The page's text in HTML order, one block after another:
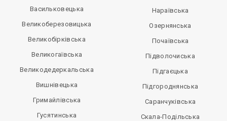
Васильковецька
Великоберезовицька
Великобірківська
Великогаївська
Великодедеркальська
Вишнівецька
Гримайлівська
Гусятинська
Нараївська
Озернянська
Почаївська
Підволочиська
Підгаєцька
Підгороднянська
Саранчуківська
Скала-Подільська